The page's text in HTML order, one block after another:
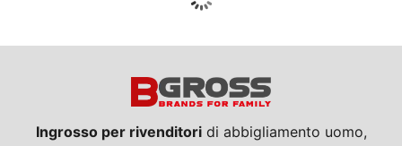
Guarda tutto
Ingrosso per rivenditoridi abbigliamento uomo,